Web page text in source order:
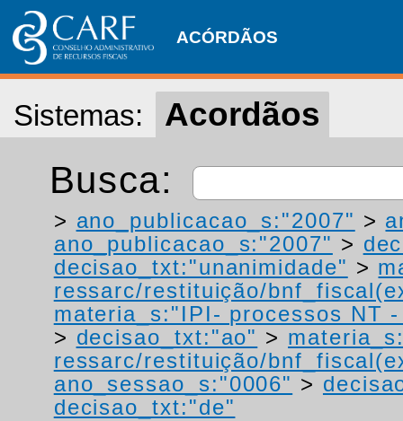
ACÓRDÃOS
Sistemas: Acordãos
Busca:
> ano_publicacao_s:"2007" >
ano_publicacao_s:"2007" >
decisao_txt:"unanimidade" >
ressarc/restituição/
materia_s:"IPI- processos NT
> decisao_txt:"ao" >
ressarc/restituição/
ano_sessao_s:"0006" >
decisao_txt:"de"